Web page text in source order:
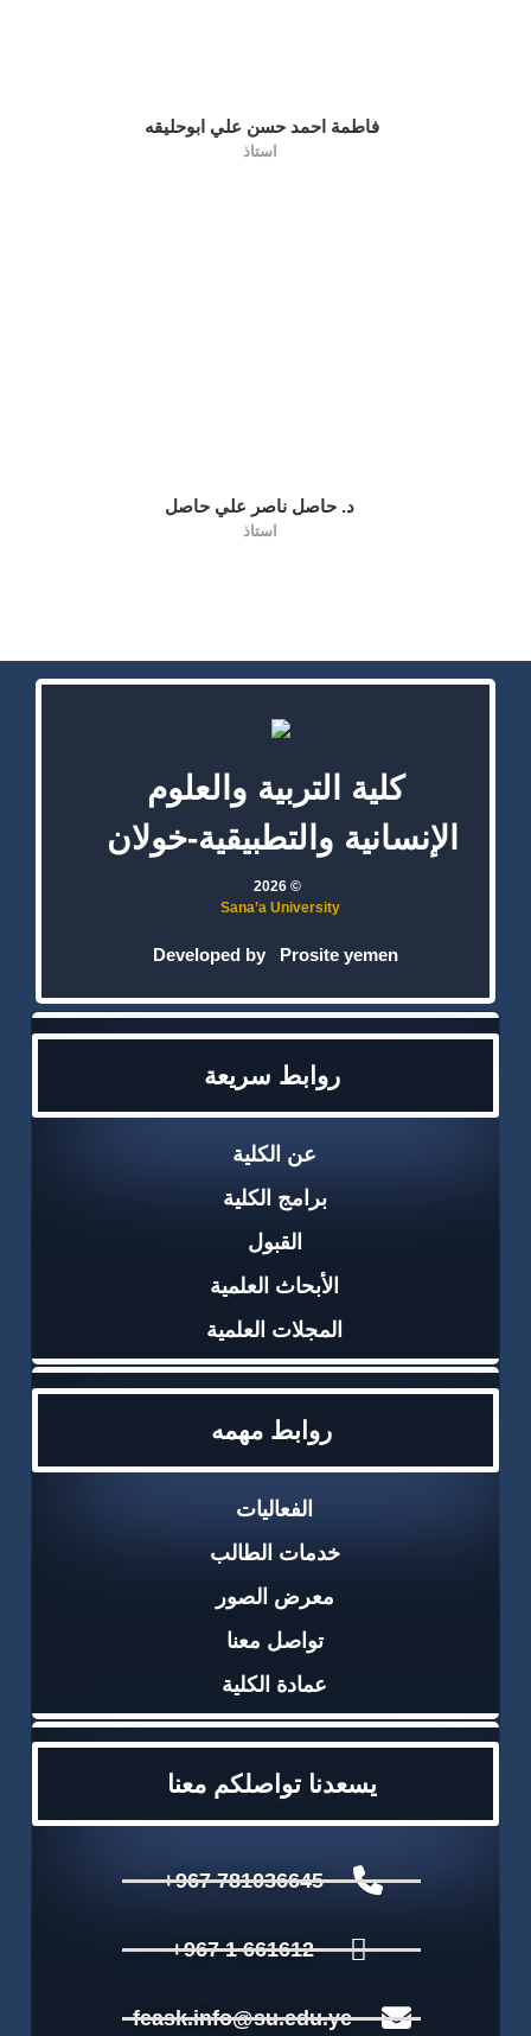
فاطمة احمد حسن علي ابوحليقه
استاذ
د. حاصل ناصر علي حاصل
استاذ
يسعدنا تواصلكم معنا
781036645 967+
661612 1 967+
feask.info@su.edu.ye
روابط مهمه
الفعاليات
خدمات الطالب
معرض الصور
تواصل معنا
عمادة الكلية
روابط سريعة
عن الكلية
برامج الكلية
القبول
الأبحاث العلمية
المجلات العلمية
كلية التربية والعلوم
الإنسانية والتطبيقية-خولان
© 2026
Sana’a University
Developed by Prosite yemen